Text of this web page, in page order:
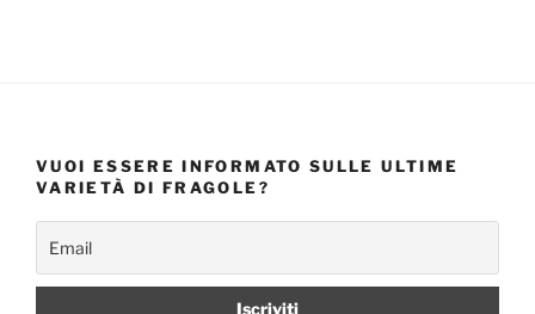
VUOI ESSERE INFORMATO SULLE ULTIME
VARIETÀ DI FRAGOLE?